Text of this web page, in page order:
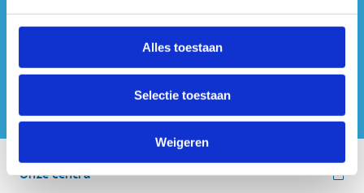
Alles toestaan
Selectie toestaan
Weigeren
Onze centra